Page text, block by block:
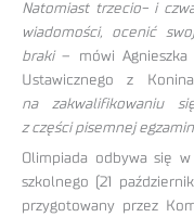
Natomiast trzecio- i
wiadomości, ocenić
braki– mówi Agnieszka
Ustawicznego z
na zakwalifikowaniu
z części pisemnej
Olimpiada odbywa się
szkolnego (21
przygotowany przez